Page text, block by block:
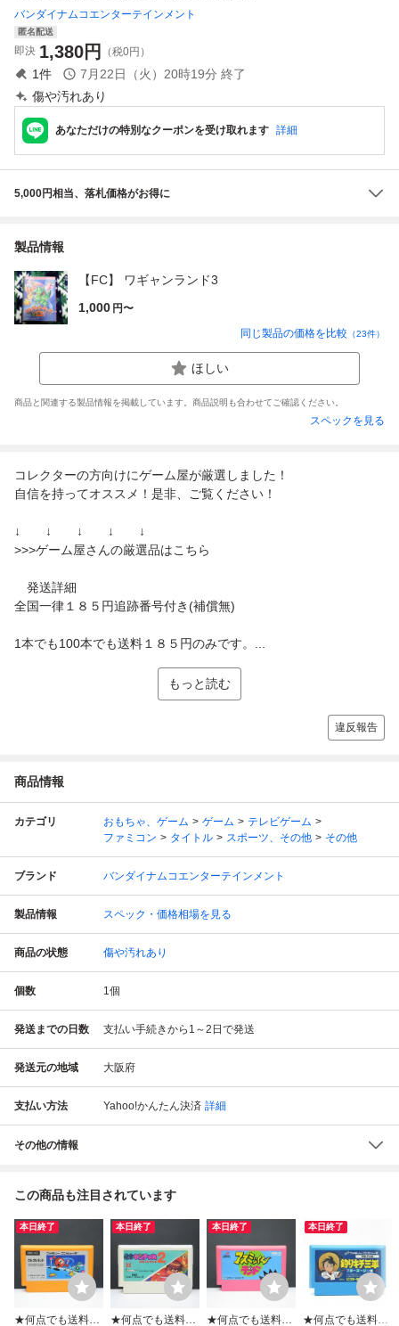
バンダイナムコエンターテインメント
匿名配送
即決 1,380円 （税0円）
1件 7月22日（火）20時19分 終了
傷や汚れあり
あなただけの特別なクーポンを受け取れます 詳細
5,000円相当、落札価格がお得に
製品情報
【FC】 ワギャンランド3
1,000 円〜
同じ製品の価格を比較 （23件）
ほしい
商品と関連する製品情報を掲載しています。商品説明も合わせてご確認ください。
スペックを見る
コレクターの方向けにゲーム屋が厳選しました！
自信を持ってオススメ！是非、ご覧ください！
↓ ↓ ↓ ↓ ↓
>>>ゲーム屋さんの厳選品はこちら
発送詳細
全国一律１８５円追跡番号付き(補償無)
1本でも100本でも送料１８５円のみです。...
もっと読む
違反報告
商品情報
カテゴリ おもちゃ、ゲーム ゲーム
テレビゲーム
ファミコン
タイトル スポーツ、その他 その他
ブランド バンダイナムコエンターテインメント
製品情報 スペック・価格相場を見る
商品の状態 傷や汚れあり
個数 1個
発送までの日数 支払い手続きから1～2日で発送
発送元の地域 大阪府
支払い方法 Yahoo!かんたん決済 詳細
その他の情報
この商品も注目されています
本日終了
★何点でも送料１
本日終了
★何点でも送料１
本日終了
★何点でも送料１
本日終了
★何点でも送料１